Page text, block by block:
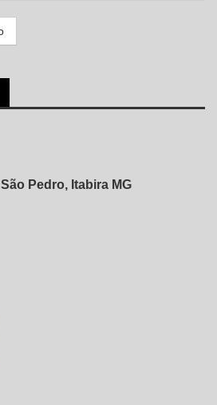
Pedro, Itabira MG